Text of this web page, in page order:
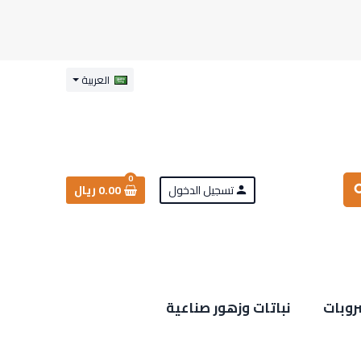
العربية
person تسجيل الدخول
0
0.00 ريال
نباتات وزهور صناعية